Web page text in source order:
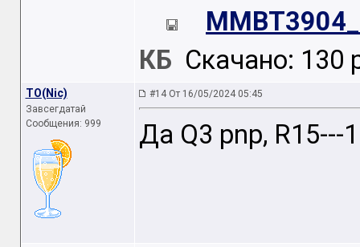
КБ Скачано: 130
TO(Nic)
Завсегдатай
Сообщения: 999
#14 От 16/05/2024 05:45
Да Q3 pnp, R15---